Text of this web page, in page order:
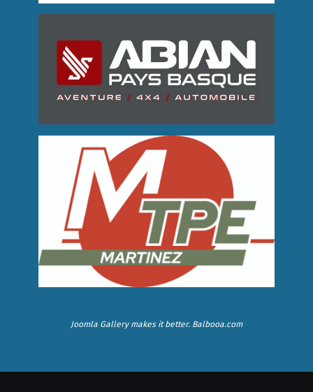
Joomla Gallerymakes it better. Balbooa.com